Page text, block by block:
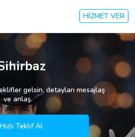
HİZMET VER
gelsin, detayları mesajlaş
ve anlaş.
Hızlı Teklif Al